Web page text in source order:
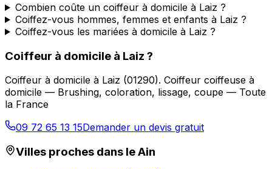
Combien coûte un coiffeur à domicile à Laiz ?
Coiffez-vous hommes, femmes et enfants à Laiz ?
Coiffez-vous les mariées à domicile à Laiz ?
Coiffeur à domicile à Laiz ?
Coiffeur à domicile à Laiz (01290). Coiffeur coiffeuse à
domicile — Brushing, coloration, lissage, coupe — Toute
la France
09 72 65 13 15Demander un devis gratuit
Villes proches dans leAin